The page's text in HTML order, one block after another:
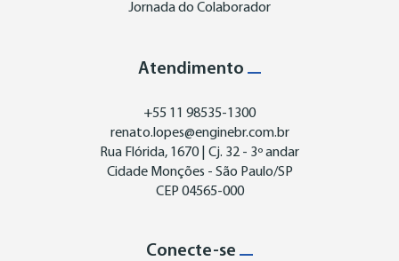
Jornada do Colaborador
Atendimento
+55 11 98535-1300
renato.lopes@enginebr.com.br
Rua Flórida, 1670 | Cj. 32 - 3º andar
Cidade Monções - São Paulo/SP
CEP 04565-000
Conecte-se